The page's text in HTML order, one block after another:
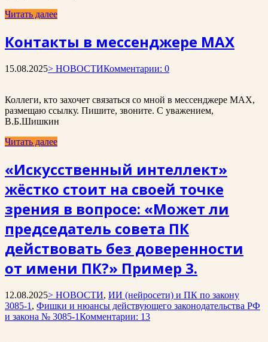
Читать далее
Контакты в мессенджере MAX
15.08.2025> НОВОСТИКомментарии: 0
Коллеги, кто захочет связаться со мной в мессенджере MAX,
размещаю ссылку. Пишите, звоните. С уважением,
В.Б.Шишкин
Читать далее
«Искусственный интеллект»
жёстко стоит на своей точке
зрения в вопросе: «Может ли
председатель совета ПК
действовать без доверенности
от имени ПК?» Пример 3.
12.08.2025> НОВОСТИ, ИИ (нейросети) и ПК по закону
3085-1 , Фишки и нюансы действующего законодательства РФ
и закона № 3085-1Комментарии: 13